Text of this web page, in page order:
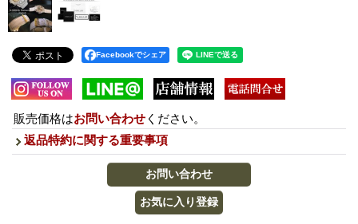
Facebookでシェア
販売価格はお問い合わせ ください。
返品特約に関する重要事項